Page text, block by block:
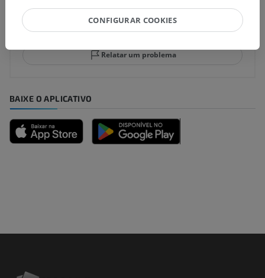
Não hesite em nos sugerir uma correção, tradução ou
melhora de conteúdo.
Relatar um problema
BAIXE O APLICATIVO
CONFIGURAR COOKIES